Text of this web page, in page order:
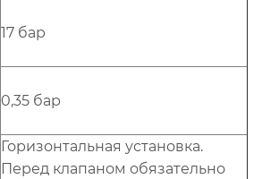
17 бар
0,35 бар
Горизонтальная установка.
Перед клапаном обязательно